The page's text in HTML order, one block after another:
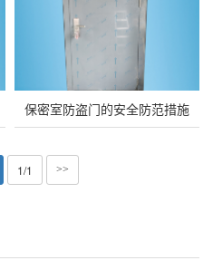
保密室防盗门的安全防范措施
1/1 >>